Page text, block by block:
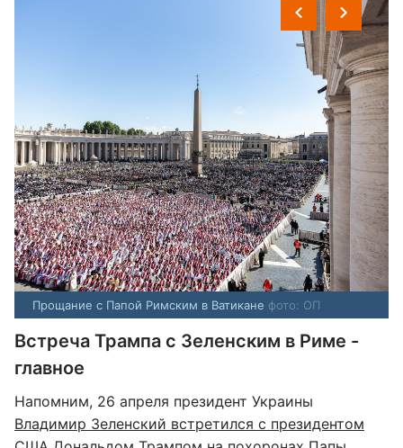
Прощание с Папой Римским в Ватикане фото: ОП
Встреча Трампа с Зеленским в Риме -
главное
Напомним, 26 апреля президент Украины
Владимир Зеленский встретился с президентом